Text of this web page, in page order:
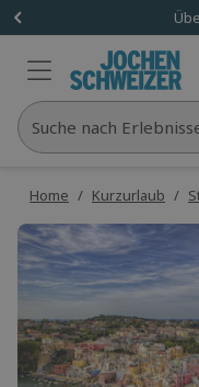
Suche nach
Home / Kurzurlaub /